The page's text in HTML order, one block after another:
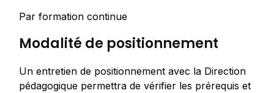
Par formation continue
Modalité de positionnement
Un entretien de positionnement avec la Direction
pédagogique permettra de vérifier les prérequis et